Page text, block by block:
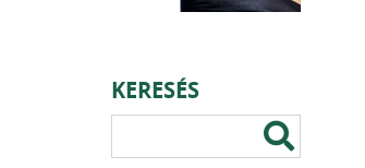
KERESÉS